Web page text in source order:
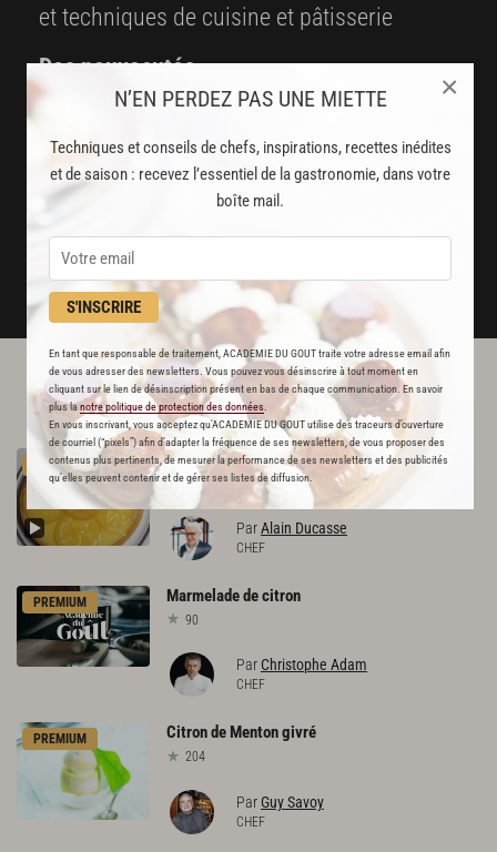
N’EN PERDEZ PAS UNE MIETTE
Techniques et conseils de chefs, inspirations, recettes inédites
et de saison : recevez l’essentiel de la gastronomie, dans votre
boîte mail.
S'INSCRIRE
En tant que responsable de traitement, ACADEMIE DU GOUT traite votre adresse email afin
de vous adresser des newsletters. Vous pouvez vous désinscrire à tout moment en
cliquant sur le lien de désinscription présent en bas de chaque communication. En savoir
plus lanotre politique de protection des données
En vous inscrivant, vous acceptez qu'ACADEMIE DU GOUT utilise des traceurs d’ouverture
de courriel (“pixels”) afin d’adapter la fréquence de ses newsletters, de vous proposer des
contenus plus pertinents, de mesurer la performance de ses newsletters et des publicités
qu’elles peuvent contenir et de gérer ses listes de diffusion.
×
et techniques de cuisine et pâtisserie
Des nouveautés
disponibles chaque semaine
Stop pub
un service garanti sans publicité
DÉJÀ ABONNÉ(E) ? JE ME CONNECTE
L'ACADÉMIE DU GOÛT VOUS
RECOMMANDE
PREMIUM Tarteaucitron
637
ParAlain Ducasse
CHEF
PREMIUM Marmeladedecitron
90
Par Christophe Adam
CHEF
PREMIUM Citronde Mentongivré
204
ParGuy Savoy
CHEF